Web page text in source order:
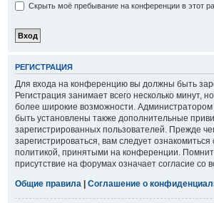
Скрыть моё пребывание на конференции в этот
РЕГИСТРАЦИЯ
Для входа на конференцию вы должны быть
Регистрация занимает всего несколько минут,
более широкие возможности.
быть установлены также дополнительные
зарегистрированных пользователей. Прежде
зарегистрироваться, вам следует
политикой, принятыми на конференции.
присутствие на форумах означает согласие со
Общие правила | Соглашение о